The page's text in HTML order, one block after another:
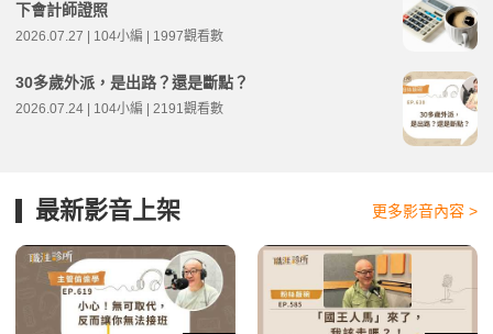
下會計師證照
2026.07.27 | 104小編 | 1997觀看數
30多歲外派，是出路？還是斷點？
2026.07.24 | 104小編 | 2191觀看數
最新影音上架 更多影音內容 >